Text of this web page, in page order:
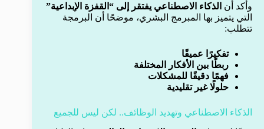
وأكد أن الذكاء الاصطناعي يفتقر إلى “القفزة الإبداعية”
التي يتميز بها المبرمج البشري، موضحًا أن البرمجة
تتطلب:
تفكيرًا عميقًا
ربطًا بين الأفكار المختلفة
فهمًا دقيقًا للمشكلات
حلولًا غير تقليدية
الذكاء الاصطناعي وتهديد الوظائف.. لكن ليس للجميع